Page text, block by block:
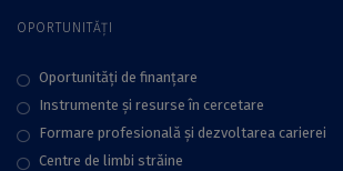
OPORTUNITĂȚI
Oportunități de finanțare
Instrumente și resurse în cercetare
Formare profesională și dezvoltarea carierei
Centre de limbi străine